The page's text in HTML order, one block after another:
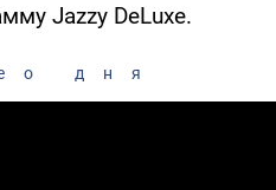
Jazzy DeLuxe.
дня